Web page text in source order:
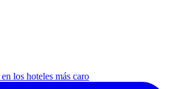
los hoteles más caro